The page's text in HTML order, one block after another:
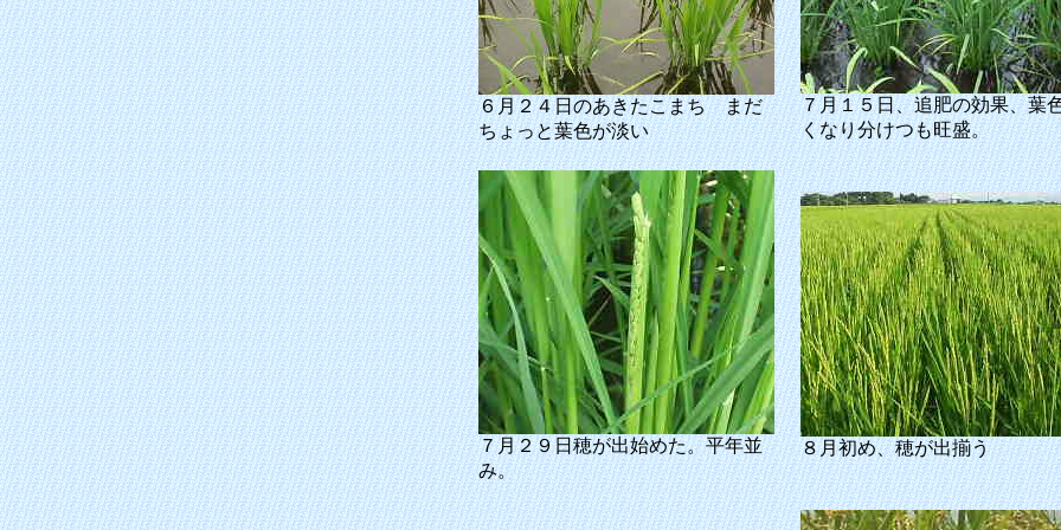
６月２４日のあきたこまち まだ
ちょっと葉色が淡い
７月１５日、追肥の効果、葉
くなり分けつも旺盛。
７月２９日穂が出始めた。平年並
み。
８月初め、穂が出揃う